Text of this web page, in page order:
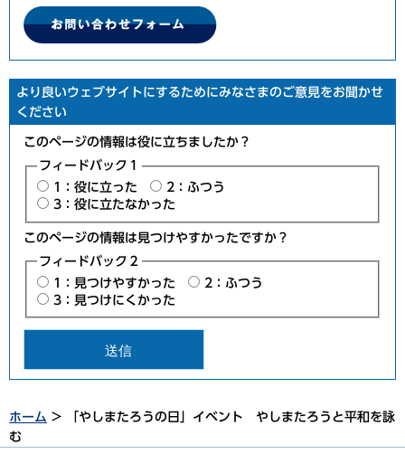
より良いウェブサイトにするためにみなさまのご意見をお聞かせ
ください
このページの情報は役に立ちましたか？
フィードバック１
1：役に立った
2：ふつう
3：役に立たなかった
このページの情報は見つけやすかったですか？
フィードバック２
1：見つけやすかった
2：ふつう
3：見つけにくかった
ホーム > 「やしまたろうの日」イベント やしまたろうと平和を詠
む